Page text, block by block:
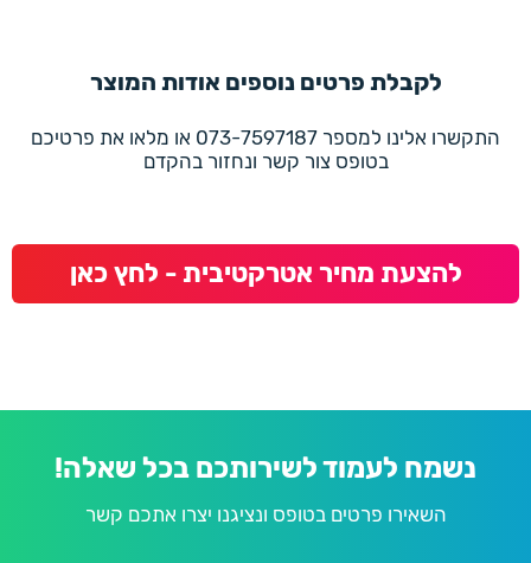
לקבלת פרטים נוספים אודות המוצר
התקשרו אלינו למספר 073-7597187 או מלאו את פרטיכם
בטופס צור קשר ונחזור בהקדם
להצעת מחיר אטרקטיבית - לחץ כאן
נשמח לעמוד לשירותכם בכל שאלה!
השאירו פרטים בטופס ונציגנו יצרו אתכם קשר